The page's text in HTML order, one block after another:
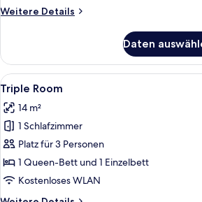
Weitere Details
Weitere
Room
Daten
Alle
Fotos
für
Triple
Room
anzeigen
Ein
4
Triple Room
14 m²
1 Schlafzimmer
Platz für 3 Personen
1 Queen-Bett und 1 Einzelbett
Kostenloses WLAN